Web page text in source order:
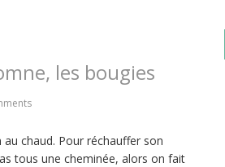
les bougies
chaud. Pour réchauffer son
tous une cheminée, alors on fait